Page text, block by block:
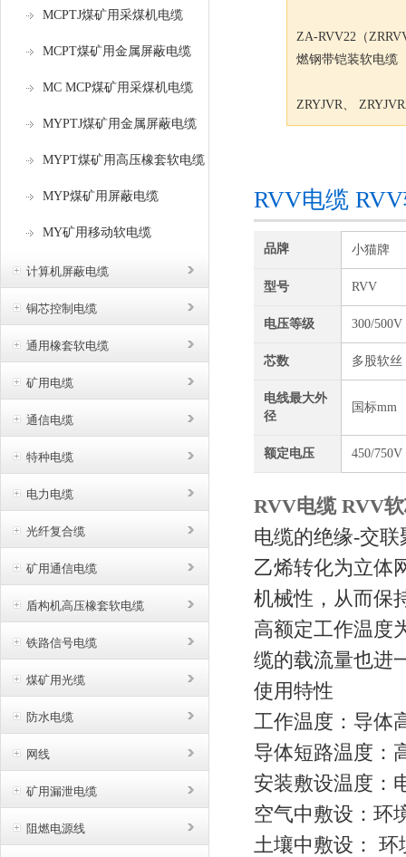
MCPTJ煤矿用采煤机电缆
MCPT煤矿用金属屏蔽电缆
MC MCP煤矿用采煤机电缆
MYPTJ煤矿用金属屏蔽电缆
MYPT煤矿用高压橡套软电缆
MYP煤矿用屏蔽电缆
MY矿用移动软电缆
计算机屏蔽电缆
铜芯控制电缆
通用橡套软电缆
矿用电缆
通信电缆
特种电缆
电力电缆
光纤复合缆
矿用通信电缆
盾构机高压橡套软电缆
铁路信号电缆
煤矿用光缆
防水电缆
网线
矿用漏泄电缆
阻燃电源线
ZA-RVV22（
燃钢带铠装软电缆
ZRYJVR、
RVV电缆
品牌 小猫牌
型号 RVV
电压等级 300/500V
芯数 多股软丝
电线最大外
径
国标mm
额定电压 450/750V
RVV电缆 RVV
电缆的绝缘-交联
乙烯转化为立体
机械性，从而保
高额定工作温度
缆的载流量也进
使用特性
工作温度：导体
导体短路温度：
安装敷设温度：
空气中敷设：环
土壤中敷设： 环